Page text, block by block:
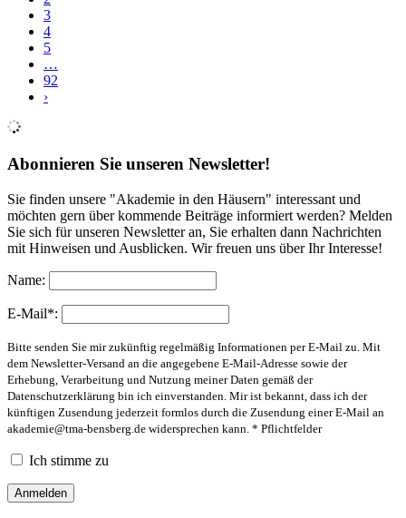
3
4
5
…
92
›
Abonnieren Sie unseren Newsletter!
Sie finden unsere "Akademie in den Häusern" interessant und
möchten gern über kommende Beiträge informiert werden? Melden
Sie sich für unseren Newsletter an, Sie erhalten dann Nachrichten
mit Hinweisen und Ausblicken. Wir freuen uns über Ihr Interesse!
Name:
E-Mail*:
Bitte senden Sie mir zukünftig regelmäßig Informationen per E-Mail zu. Mit
dem Newsletter-Versand an die angegebene E-Mail-Adresse sowie der
Erhebung, Verarbeitung und Nutzung meiner Daten gemäß der
Datenschutzerklärung bin ich einverstanden. Mir ist bekannt, dass ich der
künftigen Zusendung jederzeit formlos durch die Zusendung einer E-Mail an
akademie@tma-bensberg.de widersprechen kann. * Pflichtfelder
Ich stimme zu